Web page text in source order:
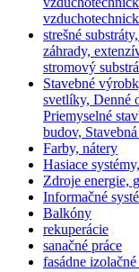
strešné
záhrady,
stromový
Stavebné
svetlíky, Denné
Priemyselné
budov,
Farby, nátery
Hasiace
Zdroje energie,
Informačné
Balkóny
rekuperácie
sanačné práce
fasádne